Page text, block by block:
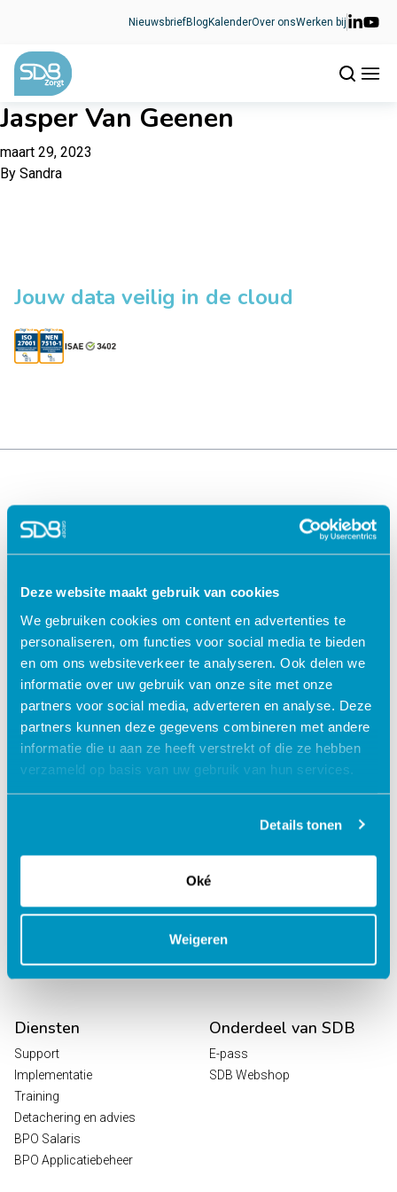
Deze website maakt gebruik van cookies
We gebruiken cookies om content en advertenties te
personaliseren, om functies voor social media te bieden
en om ons websiteverkeer te analyseren. Ook delen we
informatie over uw gebruik van onze site met onze
partners voor social media, adverteren en analyse. Deze
partners kunnen deze gegevens combineren met andere
informatie die u aan ze heeft verstrekt of die ze hebben
verzameld op basis van uw gebruik van hun services.
Details tonen
Oké
Weigeren
NieuwsbriefBlog KalenderOver onsWerken bij
Jasper Van Geenen
maart 29, 2023
By Sandra
Jouw data veilig in de cloud
Oplossingen voor de
zorg
ECD Gehandicaptenzorg
ECD Ouderenzorg
ECD Jeugdzorg
EPD Geestelijke
Digitale Zorg
Vrijwilligersportaal
Oplossingen voor de
kinderopvang
Kind Informatie Systeem
Roosterplanning
Oudercommunicatie
HR / Salaris
Octopus
Diensten
Support
Implementatie
Training
Detachering en advies
BPO Salaris
BPO Applicatiebeheer
Onderdeel van SDB
E-pass
SDB Webshop